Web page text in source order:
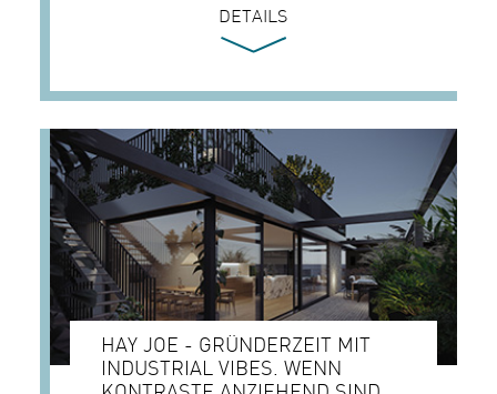
DETAILS
HAY JOE - GRÜNDERZEIT MIT
INDUSTRIAL VIBES. WENN